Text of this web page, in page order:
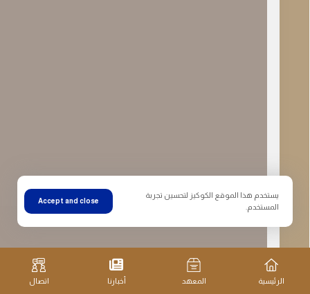
الرئيسية المعهد أخبارنا اتصال
يستخدم هذا الموقع الكوكيز لتحسين تجربة
المستخدم.
Accept and close